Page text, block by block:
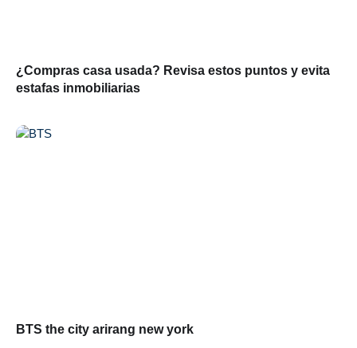
¿Compras casa usada? Revisa estos puntos y evita
estafas inmobiliarias
BTS the city arirang new york